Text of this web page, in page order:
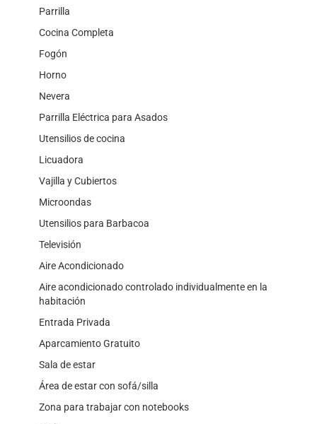
Parrilla
Cocina Completa
Fogón
Horno
Nevera
Parrilla Eléctrica para Asados
Utensilios de cocina
Licuadora
Vajilla y Cubiertos
Microondas
Utensilios para Barbacoa
Televisión
Aire Acondicionado
Aire acondicionado controlado individualmente en la
habitación
Entrada Privada
Aparcamiento Gratuito
Sala de estar
Área de estar con sofá/silla
Zona para trabajar con notebooks